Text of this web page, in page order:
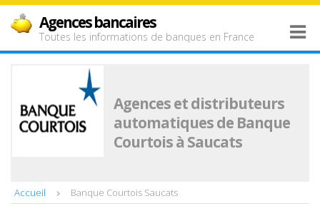
Agences bancaires
Toutes les informations de banques en France
Agences et distributeurs
automatiques de Banque
Courtois à Saucats
Accueil Banque Courtois Saucats